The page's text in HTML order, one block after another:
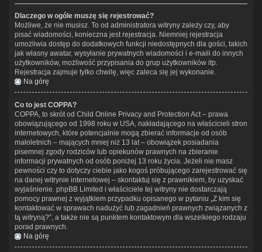
Dlaczego w ogóle muszę się rejestrować?
Możliwe, że nie musisz. To od administratora witryny zależy czy, aby
pisać wiadomości, konieczna jest rejestracja. Niemniej rejestracja
umożliwia dostęp do dodatkowych funkcji niedostępnych dla gości, takich
jak własny awatar, wysyłanie prywatnych wiadomości i e-maili do innych
użytkowników, możliwość przypisania do grup użytkowników itp.
Rejestracja zajmuje tylko chwilę, więc zaleca się jej wykonanie.
Na górę
Co to jest COPPA?
COPPA, to skrót od Child Online Privacy and Protection Act – prawa
obowiązującego od 1998 roku w USA, nakładającego na właścicieli stron
internetowych, które potencjalnie mogą zbierać informacje od osób
małoletnich – mających mniej niż 13 lat – obowiązek posiadania
pisemnej zgody rodziców lub opiekunów prawnych na zbieranie
informacji prywatnych od osób poniżej 13 roku życia. Jeżeli nie masz
pewności czy to dotyczy ciebie jako kogoś próbującego zarejestrować się
na danej witrynie internetowej – skontaktuj się z prawnikiem, by uzyskać
wyjaśnienie. phpBB Limited i właściciele tej witryny nie dostarczają
pomocy prawnej z wyjątkiem przypadku opisanego w pytaniu „Z kim się
kontaktować w sprawach nadużyć lub zagadnień prawnych związanych z
tą witryną?”, a także nie są punktem kontaktowym dla wszelkiego rodzaju
porad prawnych.
Na górę